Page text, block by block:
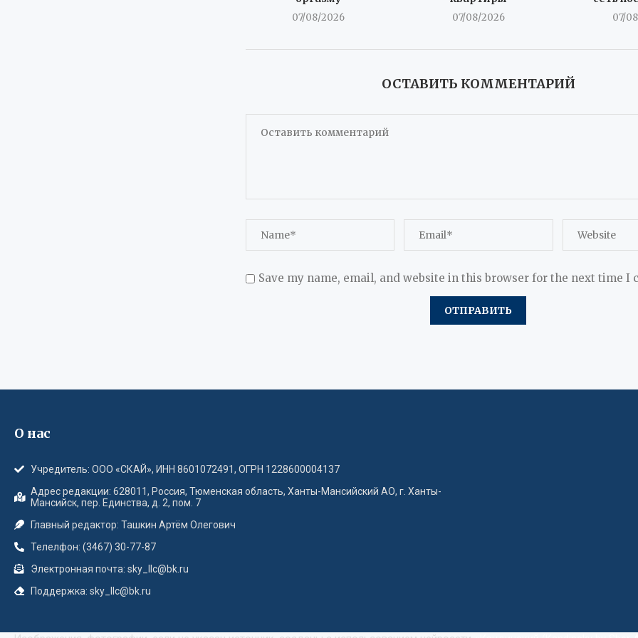
07/08/2026 07/08/2026 07/
ОСТАВИТЬ КОММЕНТАРИЙ
Save my name, email, and website in this browser for the next time I
О нас
Учредитель: ООО «СКАЙ», ИНН 8601072491, ОГРН 1228600004137
Адрес редакции: 628011, Россия, Тюменская область, Ханты-Мансийский АО, г. Ханты-
Мансийск, пер. Единства, д. 2, пом. 7
Главный редактор: Ташкин Артём Олегович
Телелфон: (3467) 30-77-87
Электронная почта: sky_llc@bk.ru
Поддержка: sky_llc@bk.ru